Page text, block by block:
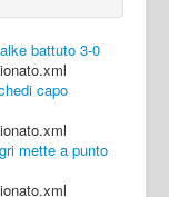
battuto 3-0
capo
mette a punto